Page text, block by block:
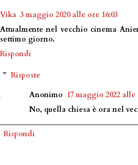
Vika 3 maggio 2020 alle ore 16:03
Attualmente nel vecchio cinema
settimo giorno.
Rispondi
Risposte
Anonimo 17 maggio 2022 alle
No, quella chiesa è ora nel
Rispondi